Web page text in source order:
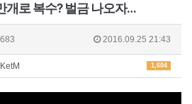
개로 복수? 벌금 나오자…
2016.09.25 21:43
1,604